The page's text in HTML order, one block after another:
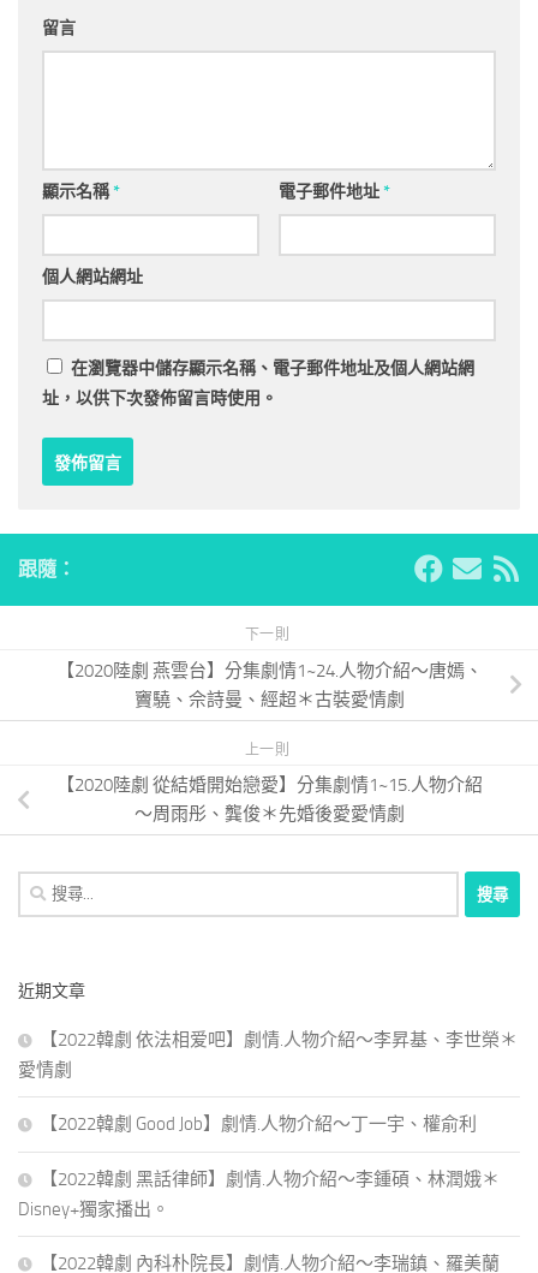
留言
顯示名稱* 電子郵件地址*
個人網站網址
在瀏覽器中儲存顯示名稱、電子郵件地址及個人網站網
址，以供下次發佈留言時使用。
跟隨：
下一則
【2020陸劇 燕雲台】分集劇情1~24.人物介紹～唐嫣、
竇驍、佘詩曼、經超＊古裝愛情劇
上一則
【2020陸劇 從結婚開始戀愛】分集劇情1~15.人物介紹
～周雨彤、龔俊＊先婚後愛愛情劇
搜
尋
字:
近期文章
【2022韓劇 依法相爱吧】劇情.人物介紹～李昇基、李世榮＊
愛情劇
【2022韓劇 Good Job】劇情.人物介紹～丁一宇、權俞利
【2022韓劇 黑話律師】劇情.人物介紹～李鍾碩、林潤娥＊
Disney+獨家播出。
【2022韓劇 內科朴院長】劇情.人物介紹～李瑞鎮、羅美蘭